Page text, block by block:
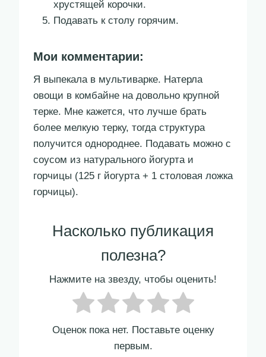
хрустящей корочки.
Подавать к столу горячим.
Мои комментарии:
Я выпекала в мультиварке. Натерла
овощи в комбайне на довольно крупной
терке. Мне кажется, что лучше брать
более мелкую терку, тогда структура
получится однороднее. Подавать можно с
соусом из натурального йогурта и
горчицы (125 г йогурта + 1 столовая ложка
горчицы).
Насколько публикация
полезна?
Нажмите на звезду, чтобы оценить!
Оценок пока нет. Поставьте оценку
первым.